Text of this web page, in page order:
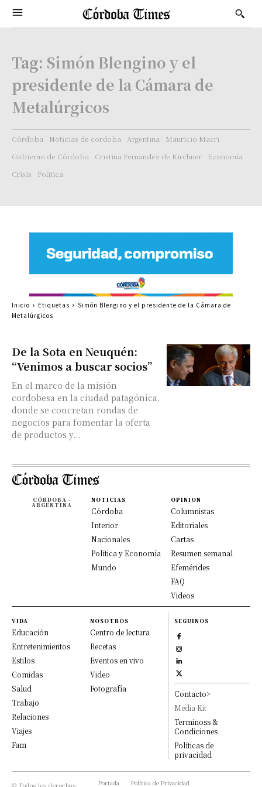
Tag: Simón Blengino y el
presidente de la Cámara de
Metalúrgicos
Córdoba Noticias de cordoba Argentina
Mauricio Macri
Gobierno de Córdoba
Cristina Fernandez de Kirchner
Economía
Crisis
Politica
De la Sota en Neuquén:
“Venimos a buscar socios”
En el marco de la misión
cordobesa en la ciudad patagónica,
donde se concretan rondas de
negocios para fomentar la oferta
de productos y...
Inicio Etiquetas
Simón Blengino y el presidente de la Cámara de
Metalúrgicos
CÓRDOBA -
ARGENTINA
NOTICIAS
Córdoba
Interior
Nacionales
Política y Economía
Mundo
OPINION
Columnistas
Editoriales
Cartas
Resumen semanal
Efemérides
FAQ
Videos
VIDA
Educación
Entretenimientos
Estilos
Comidas
Salud
Trabajo
Relaciones
Viajes
Fam
NOSOTROS
Centro de lectura
Recetas
Eventos en vivo
Video
Fotografía
SEGUINOS
Contacto>
Media Kit
Terminoss &
Condiciones
Políticas de
privacidad
© Todos los derechos Portada Política de Privacidad